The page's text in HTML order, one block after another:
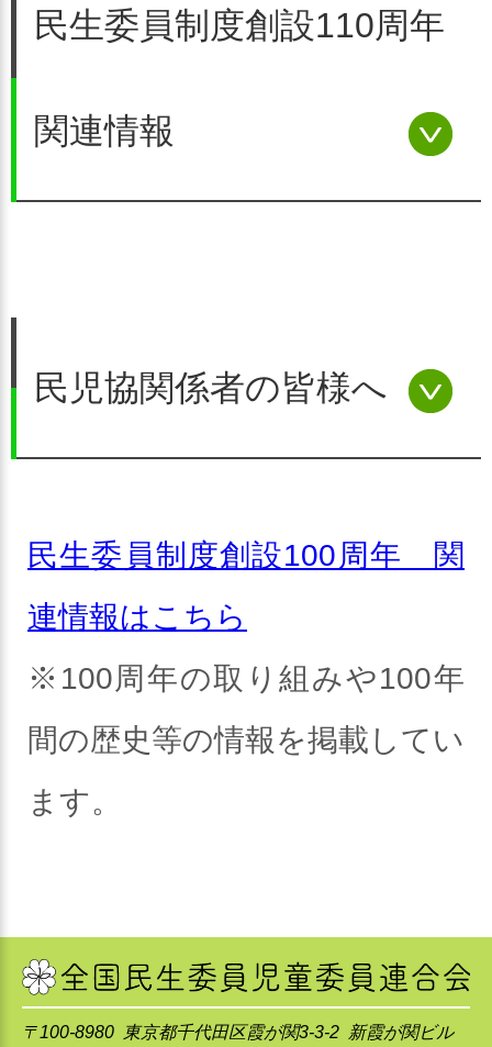
民生委員制度創設110周年
関連情報
令和９年、民生委員制度は創設110周年を迎えます。
べく、全国の関係者と協力してさまざまな取り組みを進
めていきます。
民児協関係者の皆様へ
（１）民生委員制度創設110周
民生委員制度創設100周年 関
連情報はこちら
※100周年の取り組みや100年
間の歴史等の情報を掲載してい
ます。
〒100-8980 東京都千代田区霞が関3-3-2 新霞が関ビル